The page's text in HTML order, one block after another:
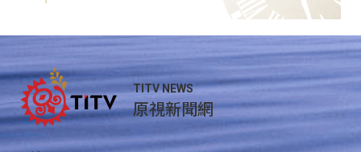
TITV NEWS
原視新聞網